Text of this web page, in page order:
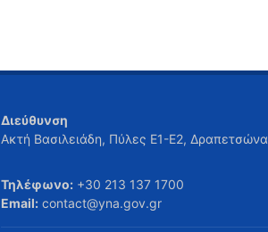
Διεύθυνση
Ακτή Βασιλειάδη, Πύλες Ε1-Ε2, Δραπετσώνα
Τηλέφωνο: +30 213 137 1700
Email: contact@yna.gov.gr